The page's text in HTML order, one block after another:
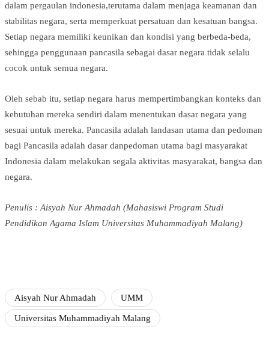
dalam pergaulan indonesia,terutama dalam menjaga keamanan dan
stabilitas negara, serta memperkuat persatuan dan kesatuan bangsa.
Setiap negara memiliki keunikan dan kondisi yang berbeda-beda,
sehingga penggunaan pancasila sebagai dasar negara tidak selalu
cocok untuk semua negara.
Oleh sebab itu, setiap negara harus mempertimbangkan konteks dan
kebutuhan mereka sendiri dalam menentukan dasar negara yang
sesuai untuk mereka. Pancasila adalah landasan utama dan pedoman
bagi Pancasila adalah dasar danpedoman utama bagi masyarakat
Indonesia dalam melakukan segala aktivitas masyarakat, bangsa dan
negara.
Penulis : Aisyah Nur Ahmadah (Mahasiswi Program Studi
Pendidikan Agama Islam Universitas Muhammadiyah Malang)
Aisyah Nur Ahmadah UMM
Universitas Muhammadiyah Malang